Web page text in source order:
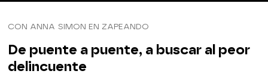
CON ANNA SIMON EN ZAPEANDO
De puente a puente, a buscar al peor
delincuente